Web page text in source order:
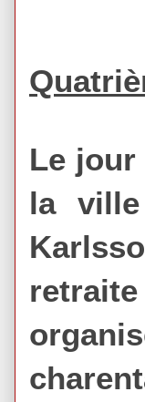
Le
la ville